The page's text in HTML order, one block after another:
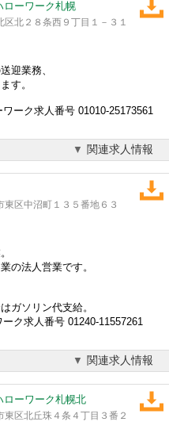
ローワーク札幌
北２８条西９丁目１－３１
迎業務、
す。
ーク求人番号 01010-25173561
関連求人情報
区中沼町１３５番地６３
の法人営業です。
ガソリン代支給。
ク求人番号 01240-11557261
関連求人情報
ローワーク札幌北
区北丘珠４条４丁目３番２